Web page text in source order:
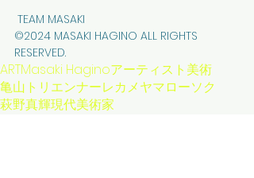
TEAM MASAKI
©2024 MASAKI HAGINO ALL RIGHTS
RESERVED.
ARTMasaki Haginoアーティスト 美術
亀山トリエンナーレカメヤマローソク
萩野真輝現代美術家